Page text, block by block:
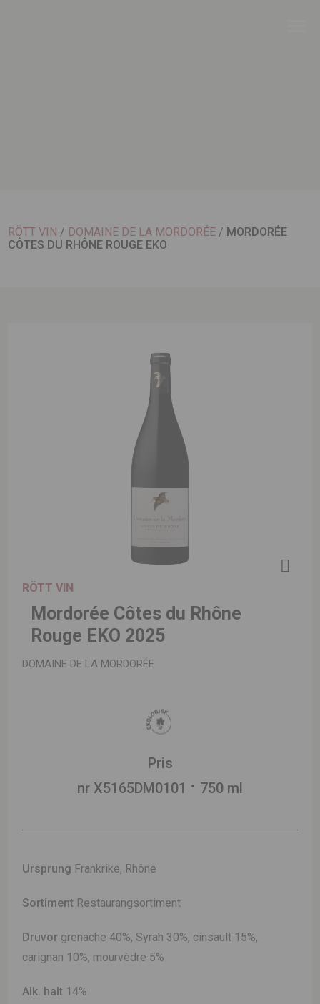
RÖTT VIN / DOMAINE DE LA MORDORÉE / MORDORÉE
CÔTES DU RHÔNE ROUGE EKO
RÖTT VIN
Mordorée Côtes du Rhône
Rouge EKO 2025
DOMAINE DE LA MORDORÉE
Pris
nr X5165DM0101
750 ml
Ursprung Frankrike, Rhône
Sortiment Restaurangsortiment
Druvor grenache 40%, Syrah 30%, cinsault 15%,
carignan 10%, mourvèdre 5%
Alk. halt 14%